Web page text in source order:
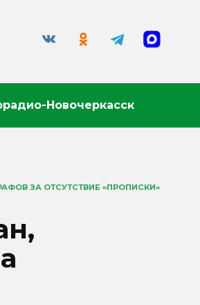
Новочеркасск
ЗА ОТСУТСТВИЕ «ПРОПИСКИ»